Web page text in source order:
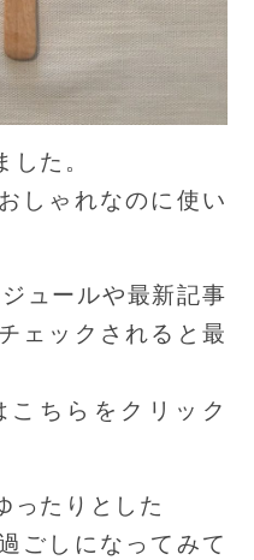
した。
しゃれなのに使い
ュールや最新記事
ェックされると最
ちらをクリック
ったりとした
ごしになってみて